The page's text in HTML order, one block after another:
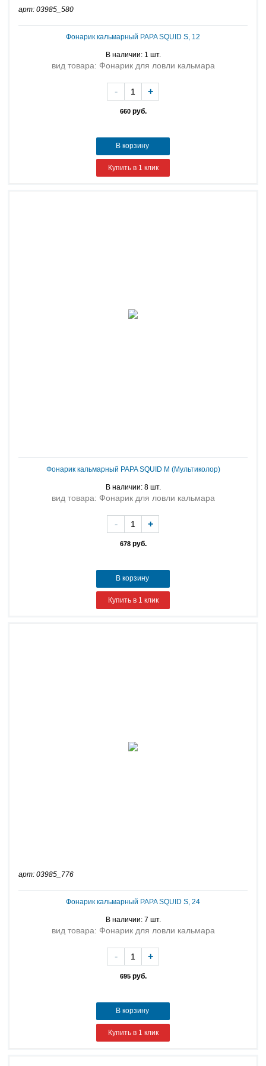
арт: 03985_580
Фонарик кальмарный PAPA SQUID S, 12
В наличии: 1 шт.
вид товара: Фонарик для ловли кальмара
660руб.
- +
В корзину
Купить в 1 клик
Фонарик кальмарный PAPA SQUID M (Мультиколор)
В наличии: 8 шт.
вид товара: Фонарик для ловли кальмара
678руб.
- +
В корзину
Купить в 1 клик
арт: 03985_776
Фонарик кальмарный PAPA SQUID S, 24
В наличии: 7 шт.
вид товара: Фонарик для ловли кальмара
695руб.
- +
В корзину
Купить в 1 клик